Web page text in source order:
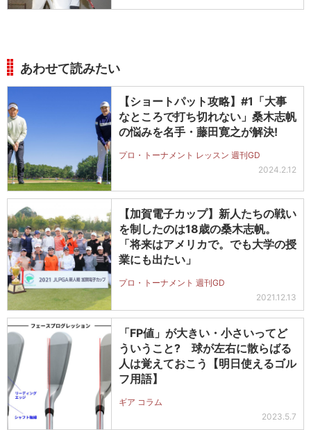
あわせて読みたい
【ショートパット攻略】#1「大事
なところで打ち切れない」桑木志帆
の悩みを名手・藤田寛之が解決!
プロ・トーナメント レッスン 週刊GD
2024.2.12
【加賀電子カップ】新人たちの戦い
を制したのは18歳の桑木志帆。
「将来はアメリカで。でも大学の授
業にも出たい」
プロ・トーナメント 週刊GD
2021.12.13
「FP値」が大きい・小さいってど
ういうこと? 球が左右に散らばる
人は覚えておこう【明日使えるゴル
フ用語】
ギア コラム
2023.5.7